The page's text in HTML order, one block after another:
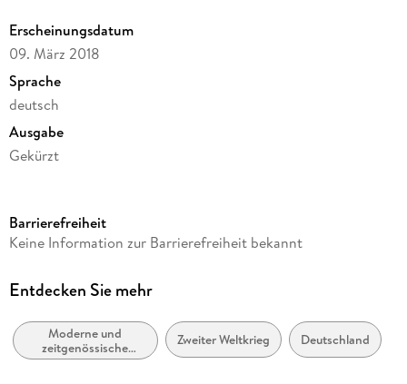
Erscheinungsdatum
09. März 2018
Sprache
deutsch
Ausgabe
Gekürzt
Laufzeit
Reihe
Autor/Autorin
Günter Grass
Barrierefreiheit
Keine Information zur Barrierefreiheit bekannt
Entdecken Sie mehr
Moderne und
zeitgenössische
Belletristik: allgemein
Zweiter Weltkrieg Deutschland